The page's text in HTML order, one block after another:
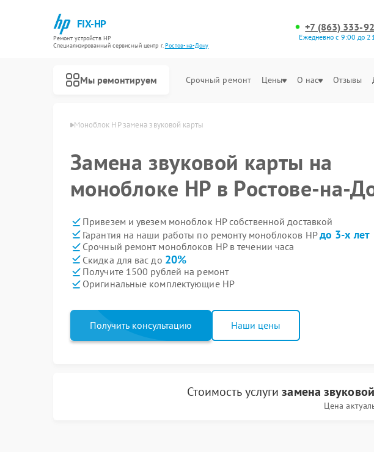
FIX-HP
Ремонт устройств HP
Специализированный cервисный центр г.Ростов-на-Дону
+7 (863) 333-
Ежедневно с 9:00 до
Мы ремонтируем Срочный ремонт Цены О нас Отзывы
Моноблок HP замена звуковой карты
Замена звуковой карты на
моноблоке HP в Ростове-на-
Привезем и увезем моноблок HP собственной доставкой
Гарантия на наши работы по ремонту моноблоков HPдо 3-х лет
Срочный ремонт моноблоков HP в течении часа
Скидка для вас до 20%
Получите 1500 рублей на ремонт
Оригинальные комплектующие HP
Получить консультацию Наши цены
Стоимость услугизамена
Цена